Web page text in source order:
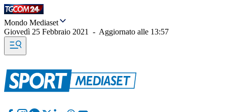
Mondo Mediaset
Giovedì 25 Febbraio 2021
- Aggiornato alle 13:57